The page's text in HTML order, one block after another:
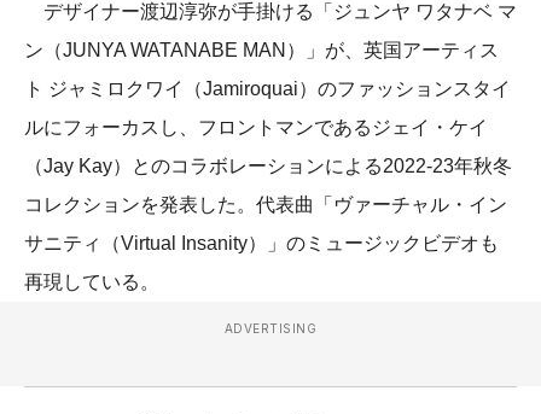
デザイナー渡辺淳弥が手掛ける「ジュンヤ ワタナベ マ
ン（JUNYA WATANABE MAN）」が、英国アーティス
ト ジャミロクワイ（Jamiroquai）のファッションスタイ
ルにフォーカスし、フロントマンであるジェイ・ケイ
（Jay Kay）とのコラボレーションによる2022-23年秋冬
コレクションを発表した。代表曲「ヴァーチャル・イン
サニティ（Virtual Insanity）」のミュージックビデオも
再現している。
ADVERTISING